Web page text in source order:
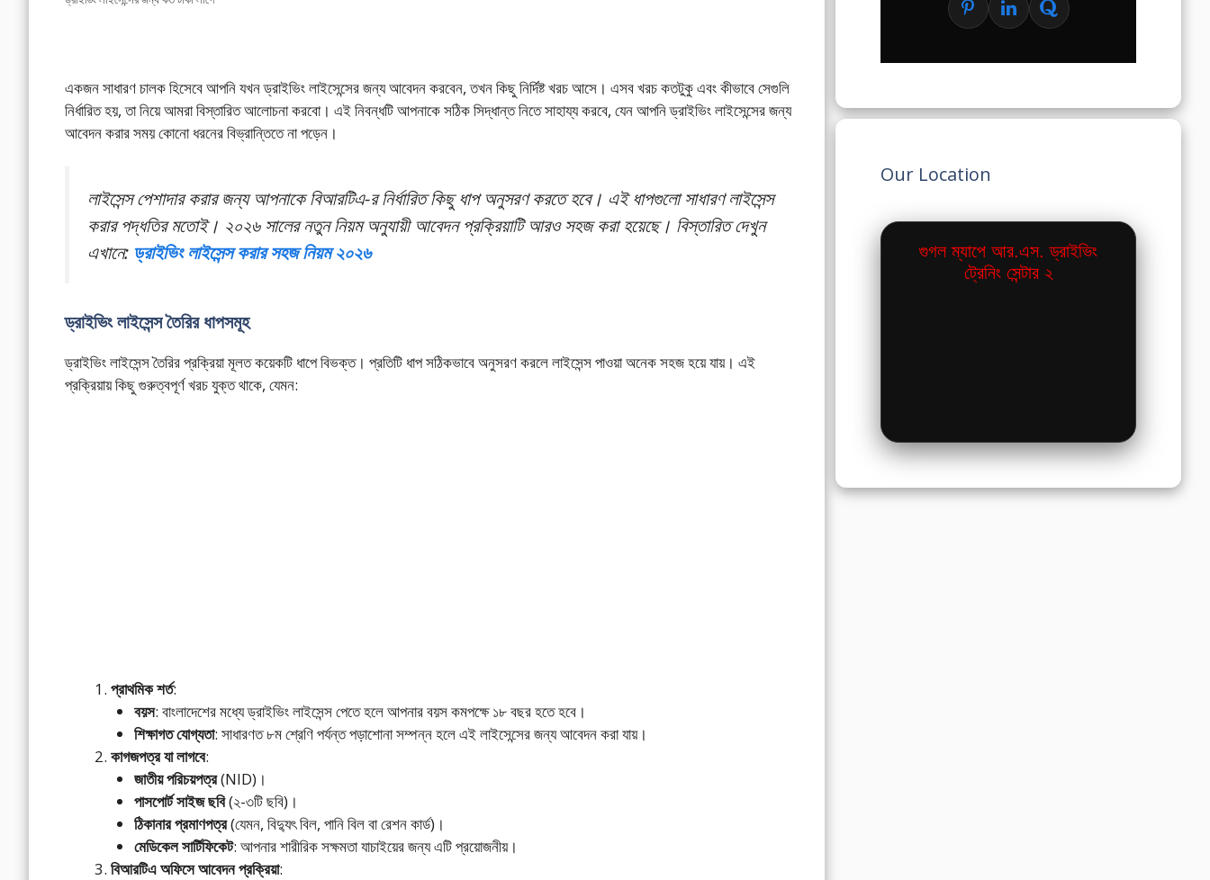
একজন সাধারণ চালক হিসেবে আপনি যখন ড্রাইভিং লাইসেন্সের জন্য আবেদন করবেন, তখন কিছু নির্দিষ্ট খরচ আসে। এসব খরচ কতটুকু এবং কীভাবে সেগুলি
নির্ধারিত হয়, তা নিয়ে আমরা বিস্তারিত আলোচনা করবো। এই নিবন্ধটি আপনাকে সঠিক সিদ্ধান্ত নিতে সাহায্য করবে, যেন আপনি ড্রাইভিং লাইসেন্সের জন্য
আবেদন করার সময় কোনো ধরনের বিভ্রান্তিতে না পড়েন।
লাইসেন্স পেশাদার করার জন্য আপনাকে বিআরটিএ-র নির্ধারিত কিছু ধাপ অনুসরণ করতে হবে। এই ধাপগুলো সাধারণ লাইসেন্স
করার পদ্ধতির মতোই। ২০২৬ সালের নতুন নিয়ম অনুযায়ী আবেদন প্রক্রিয়াটি আরও সহজ করা হয়েছে। বিস্তারিত দেখুন
এখানে: ড্রাইভিং লাইসেন্স করার সহজ নিয়ম ২০২৬
ড্রাইভিং লাইসেন্স তৈরির ধাপসমূহ
ড্রাইভিং লাইসেন্স তৈরির প্রক্রিয়া মূলত কয়েকটি ধাপে বিভক্ত। প্রতিটি ধাপ সঠিকভাবে অনুসরণ করলে লাইসেন্স পাওয়া অনেক সহজ হয়ে যায়। এই
প্রক্রিয়ায় কিছু গুরুত্বপূর্ণ খরচ যুক্ত থাকে, যেমন:
প্রাথমিক শর্ত:
বয়স: বাংলাদেশের মধ্যে ড্রাইভিং লাইসেন্স পেতে হলে আপনার বয়স কমপক্ষে ১৮ বছর হতে হবে।
শিক্ষাগত যোগ্যতা: সাধারণত ৮ম শ্রেণি পর্যন্ত পড়াশোনা সম্পন্ন হলে এই লাইসেন্সের জন্য আবেদন করা যায়।
কাগজপত্র যা লাগবে:
জাতীয় পরিচয়পত্র(NID)।
পাসপোর্ট সাইজ ছবি(২-৩টি ছবি)।
ঠিকানার প্রমাণপত্র(যেমন, বিদ্যুৎ বিল, পানি বিল বা রেশন কার্ড)।
মেডিকেল সার্টিফিকেট: আপনার শারীরিক সক্ষমতা যাচাইয়ের জন্য এটি প্রয়োজনীয়।
বিআরটিএ অফিসে আবেদন প্রক্রিয়া:
Our Location
গুগল ম্যাপে আর.এস. ড্রাইভিং
ট্রেনিং সেন্টার ২